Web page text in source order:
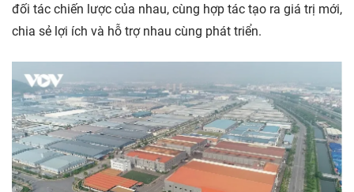
đối tác chiến lược của nhau, cùng hợp tác tạo ra giá trị mới,
chia sẻ lợi ích và hỗ trợ nhau cùng phát triển.